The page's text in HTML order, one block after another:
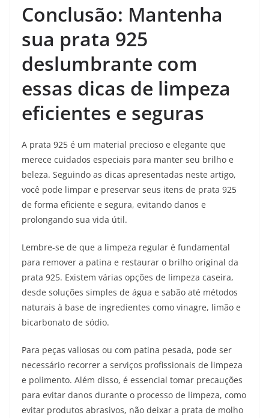
Conclusão: Mantenha
sua prata 925
deslumbrante com
essas dicas de limpeza
eficientes e seguras
A prata 925 é um material precioso e elegante que
merece cuidados especiais para manter seu brilho e
beleza. Seguindo as dicas apresentadas neste artigo,
você pode limpar e preservar seus itens de prata 925
de forma eficiente e segura, evitando danos e
prolongando sua vida útil.
Lembre-se de que a limpeza regular é fundamental
para remover a patina e restaurar o brilho original da
prata 925. Existem várias opções de limpeza caseira,
desde soluções simples de água e sabão até métodos
naturais à base de ingredientes como vinagre, limão e
bicarbonato de sódio.
Para peças valiosas ou com patina pesada, pode ser
necessário recorrer a serviços profissionais de limpeza
e polimento. Além disso, é essencial tomar precauções
para evitar danos durante o processo de limpeza, como
evitar produtos abrasivos, não deixar a prata de molho